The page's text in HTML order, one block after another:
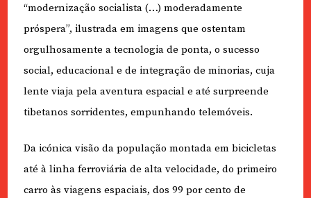
“modernização socialista (…) moderadamente
próspera”, ilustrada em imagens que ostentam
orgulhosamente a tecnologia de ponta, o sucesso
social, educacional e de integração de minorias, cuja
lente viaja pela aventura espacial e até surpreende
tibetanos sorridentes, empunhando telemóveis.
Da icónica visão da população montada em bicicletas
até à linha ferroviária de alta velocidade, do primeiro
carro às viagens espaciais, dos 99 por cento de